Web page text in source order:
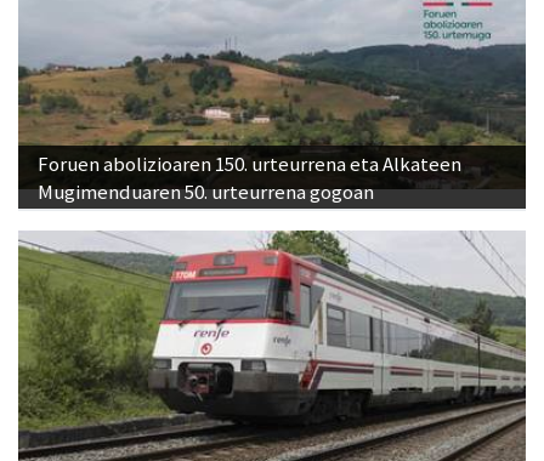
Foruen abolizioaren 150. urteurrena eta Alkateen
Mugimenduaren 50. urteurrena gogoan